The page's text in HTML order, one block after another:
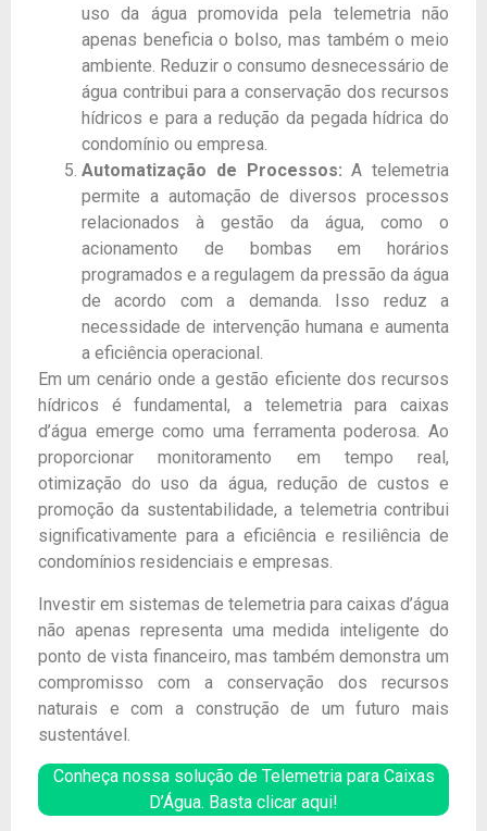
uso da água promovida pela telemetria não
apenas beneficia o bolso, mas também o meio
ambiente. Reduzir o consumo desnecessário de
água contribui para a conservação dos recursos
hídricos e para a redução da pegada hídrica do
condomínio ou empresa.
Automatização de Processos: A telemetria
permite a automação de diversos processos
relacionados à gestão da água, como o
acionamento de bombas em horários
programados e a regulagem da pressão da água
de acordo com a demanda. Isso reduz a
necessidade de intervenção humana e aumenta
a eficiência operacional.
Em um cenário onde a gestão eficiente dos recursos
hídricos é fundamental, a telemetria para caixas
d’água emerge como uma ferramenta poderosa. Ao
proporcionar monitoramento em tempo real,
otimização do uso da água, redução de custos e
promoção da sustentabilidade, a telemetria contribui
significativamente para a eficiência e resiliência de
condomínios residenciais e empresas.
Investir em sistemas de telemetria para caixas d’água
não apenas representa uma medida inteligente do
ponto de vista financeiro, mas também demonstra um
compromisso com a conservação dos recursos
naturais e com a construção de um futuro mais
sustentável.
Conheça nossa solução de Telemetria para Caixas
D’Água. Basta clicar aqui!